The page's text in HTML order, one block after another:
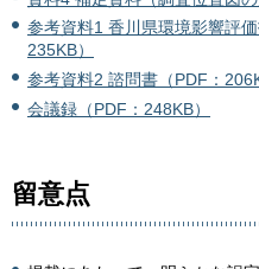
参考資料1 香川県環境影響評
235KB）
参考資料2 諮問書（PDF：
会議録（PDF：248KB）
留意点